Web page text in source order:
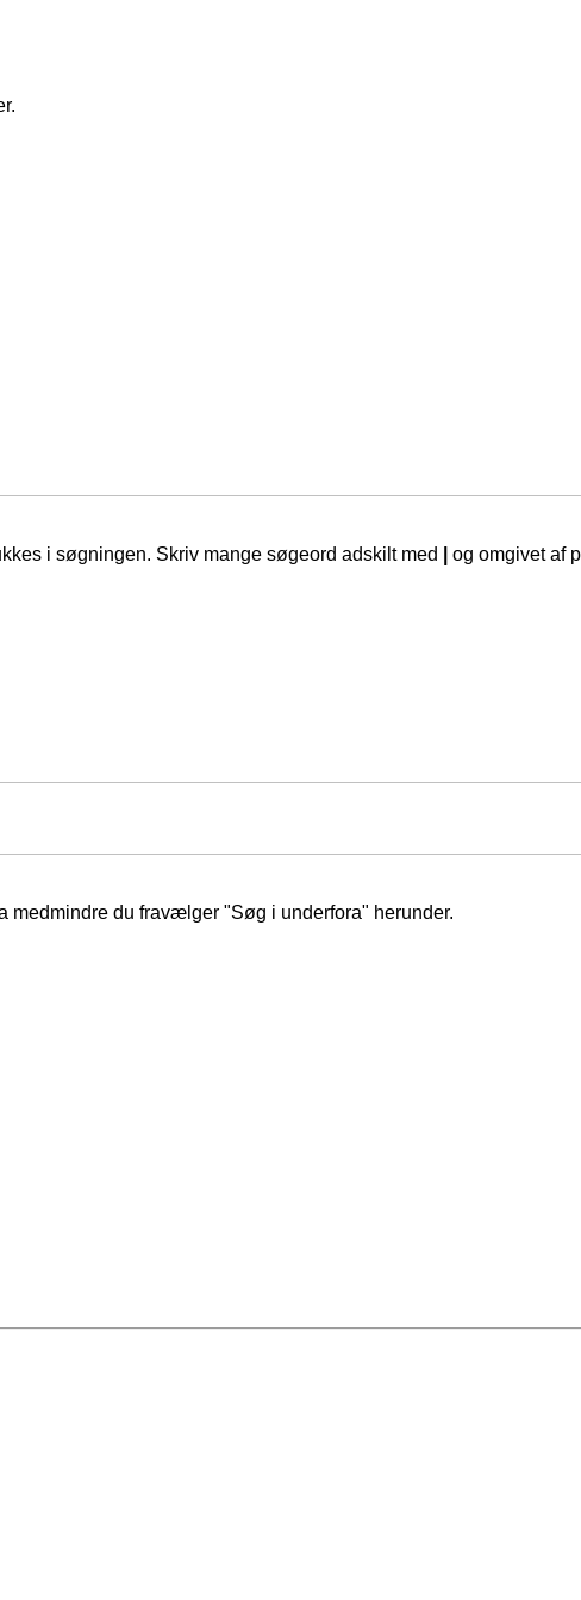
i søgningen. Skriv mange søgeord adskilt med
og omgivet af
du fravælger "Søg i underfora" herunder.